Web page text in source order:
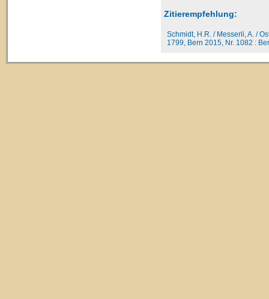
Zitierempfehlung:
Schmidt, H.R. / Messerli, A. /
1799, Bern 2015, Nr. 1082 :